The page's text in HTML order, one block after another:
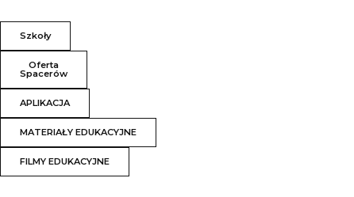
Szkoły
Oferta
Spacerów
APLIKACJA
MATERIAŁY EDUKACYJNE
FILMY EDUKACYJNE